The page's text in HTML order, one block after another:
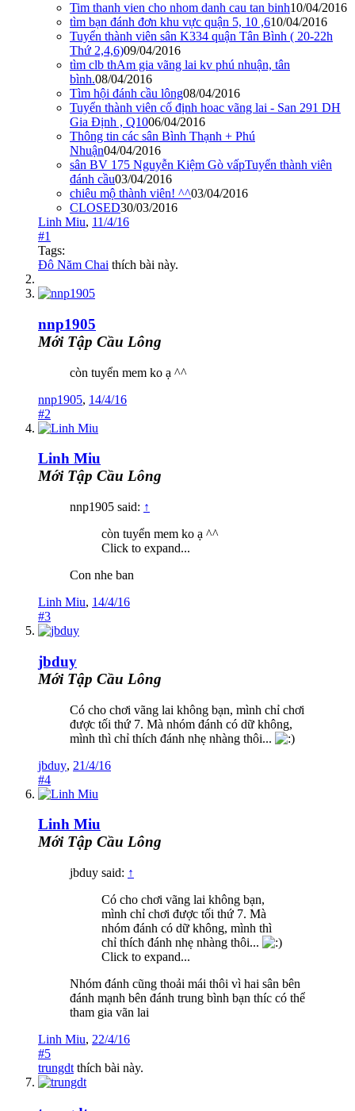
Tim thanh vien cho nhom danh cau tan binh10/04/2016
tìm bạn đánh đơn khu vực quận 5, 10 ,610/04/2016
Tuyển thành viên sân K334 quận Tân Bình ( 20-22h
Thứ 2,4,6)09/04/2016
tìm clb thAm gia vãng lai kv phú nhuận, tân
bình.08/04/2016
Tìm hội đánh cầu lông08/04/2016
Tuyển thành viên cố định hoac vãng lai - San 291 DH
Gia Định , Q1006/04/2016
Thông tin các sân Bình Thạnh + Phú
Nhuận04/04/2016
sân BV 175 Nguyễn Kiệm Gò vấpTuyển thành viên
đánh cầu03/04/2016
chiêu mộ thành viên! ^^03/04/2016
CLOSED30/03/2016
Linh Miu, 11/4/16
#1
Tags:
Đô Năm Chai thích bài này.
nnp1905
Mới Tập Cầu Lông
còn tuyển mem ko ạ ^^
nnp1905, 14/4/16
#2
Linh Miu
Mới Tập Cầu Lông
nnp1905 said: ↑
còn tuyển mem ko ạ ^^
Click to expand...
Con nhe ban
Linh Miu, 14/4/16
#3
jbduy
Mới Tập Cầu Lông
Có cho chơi vãng lai không bạn, mình chỉ chơi
được tối thứ 7. Mà nhóm đánh có dữ không,
mình thì chỉ thích đánh nhẹ nhàng thôi...
jbduy, 21/4/16
#4
Linh Miu
Mới Tập Cầu Lông
jbduy said: ↑
Có cho chơi vãng lai không bạn,
mình chỉ chơi được tối thứ 7. Mà
nhóm đánh có dữ không, mình thì
chỉ thích đánh nhẹ nhàng thôi...
Click to expand...
Nhóm đánh cũng thoải mái thôi vì hai sân bên
đánh mạnh bên đánh trung bình bạn thíc có thể
tham gia vãn lai
Linh Miu, 22/4/16
#5
trungdt thích bài này.